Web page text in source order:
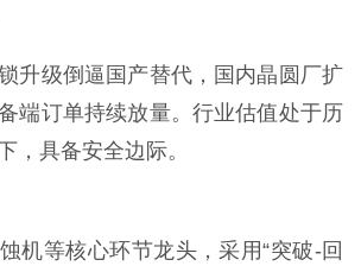
升级倒逼国产替代，国内晶圆厂扩
端订单持续放量。行业估值处于历
，具备安全边际。
机等核心环节龙头，采用“突破-回